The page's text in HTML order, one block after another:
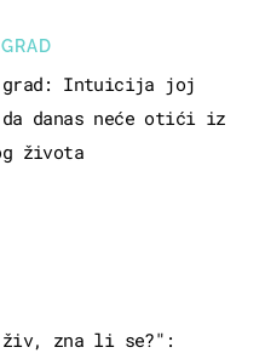
zna li se?":
grad: Intuicija joj
danas neće otići iz
života